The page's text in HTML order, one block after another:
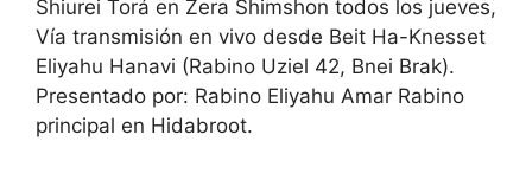
Shiurei Torá en Zera Shimshon todos los jueves,
Vía transmisión en vivo desde Beit Ha-Knesset
Eliyahu Hanavi (Rabino Uziel 42, Bnei Brak).
Presentado por: Rabino Eliyahu Amar Rabino
principal en Hidabroot.